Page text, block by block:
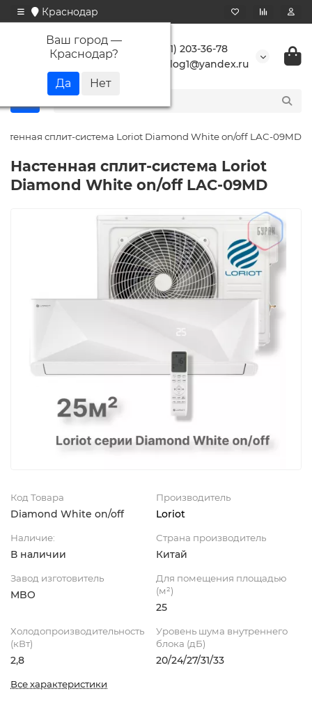
Краснодар
Ваш город —
Краснодар?
+7 (861) 203-36-78
buranlog1@yandex.ru
сплит-система Loriot Diamond White on/off LAC-09MD
Настенная сплит-система Loriot
Diamond White on/off LAC-09MD
Код Товара
Diamond White on/off
Производитель
Loriot
Наличие:
В наличии
Страна производитель
Китай
Завод изготовитель
MBO
Для помещения площадью
(м²)
25
Холодопроизводительность
(кВт)
2,8
Уровень шума внутреннего
блока (дБ)
20/24/27/31/33
Все характеристики